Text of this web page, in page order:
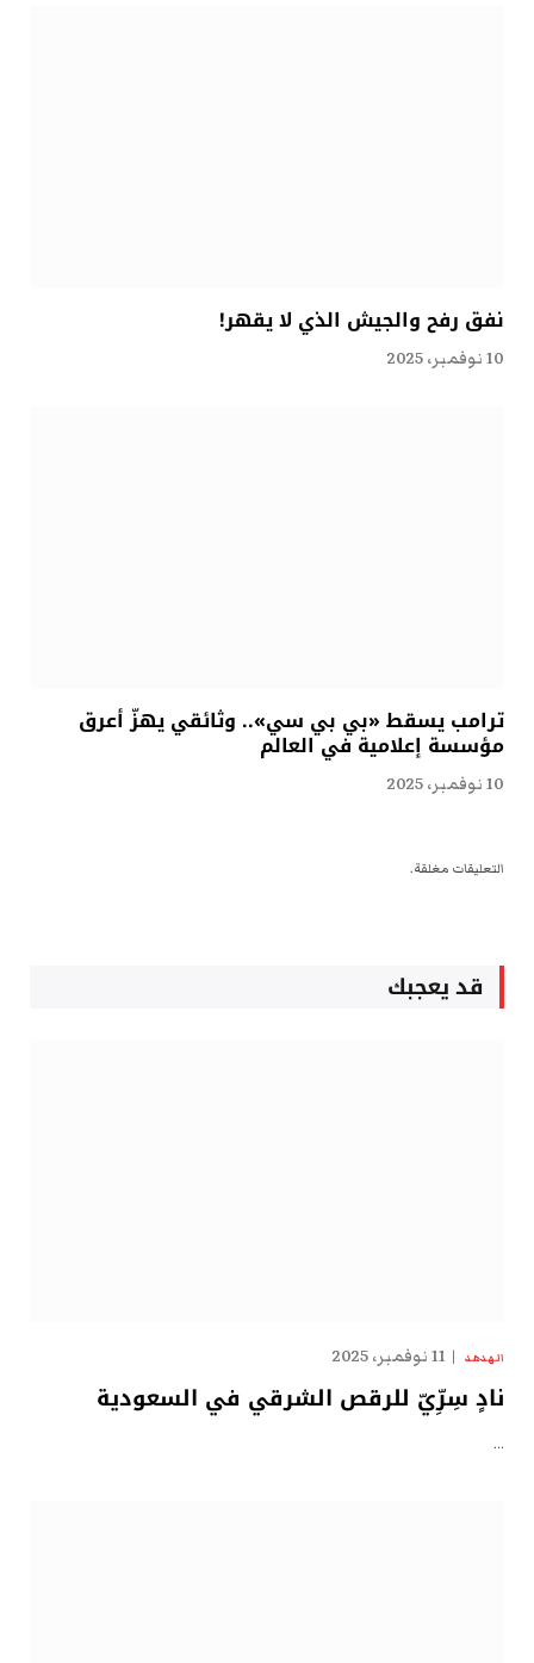
نفق رفح والجيش الذي لا يقهر!
10 نوفمبر، 2025
ترامب يسقط «بي بي سي».. وثائقي يهزّ أعرق
مؤسسة إعلامية في العالم
10 نوفمبر، 2025
التعليقات مغلقة.
قد يعجبك
الهدهد 11 نوفمبر، 2025
نادٍ سِرِّيّ للرقص الشرقي في السعودية
…